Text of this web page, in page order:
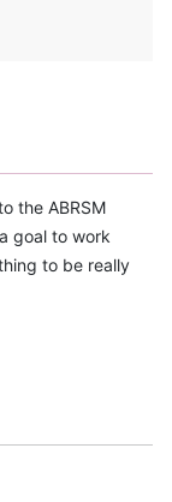
the ABRSM
goal to work
to be really